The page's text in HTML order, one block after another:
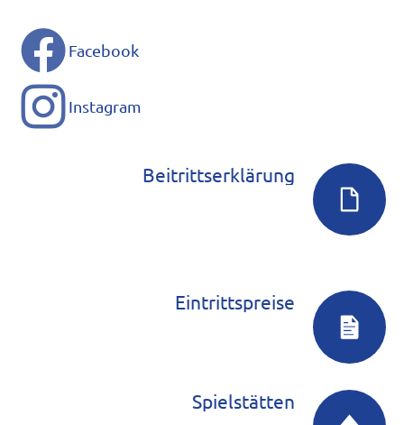
Facebook
Instagram
Beitrittserklärung
Eintrittspreise
Spielstätten